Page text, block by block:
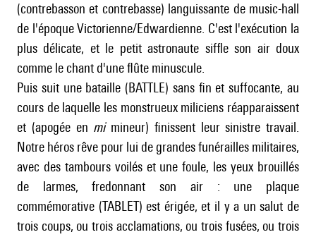
(contrebasson et contrebasse) languissante de music-hall
de l'époque Victorienne/Edwardienne. C'est l'exécution la
plus délicate, et le petit astronaute siffle son air doux
comme le chant d'une flûte minuscule.
Puis suit une bataille (BATTLE) sans fin et suffocante, au
cours de laquelle les monstrueux miliciens réapparaissent
et (apogée en mimineur) finissent leur sinistre travail.
Notre héros rêve pour lui de grandes funérailles militaires,
avec des tambours voilés et une foule, les yeux brouillés
de larmes, fredonnant son air : une plaque
commémorative (TABLET) est érigée, et il y a un salut de
trois coups, ou trois acclamations, ou trois fusées, ou trois